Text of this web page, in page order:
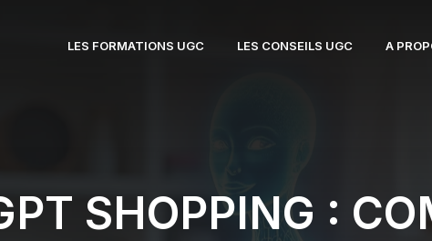
LES FORMATIONS UGC LES CONSEILS UGC A
SHOPPING :